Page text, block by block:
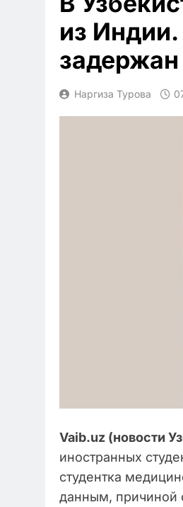
из
Наргиза Турова
Vaib.uz (новости
иностранных
студентка
данным, причиной